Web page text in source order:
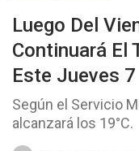
Luego Del
Continuará El
Este Jueves
Según el Servicio
alcanzará los 19°C.